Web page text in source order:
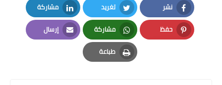
نشر
Facebook
تغريد
Twitter
مشاركة
LinkedIn
حفظ
Pinterest
مشاركة
Whatsapp
إرسال
Email
طباعة
Print